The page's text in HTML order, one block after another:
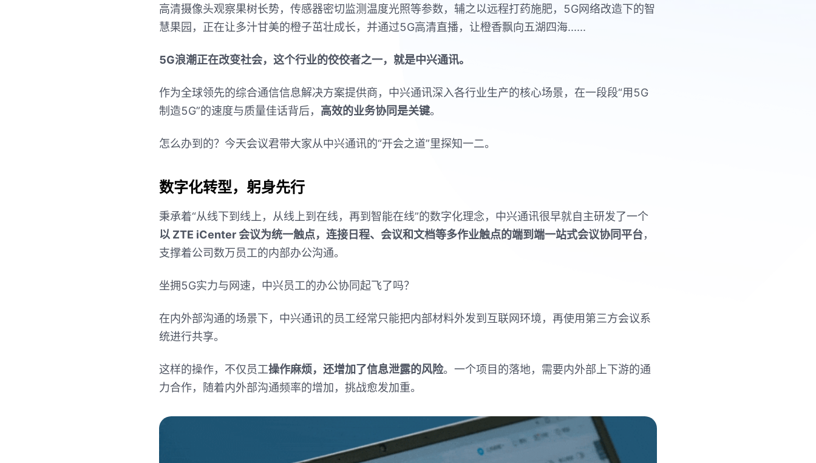
高清摄像头观察果树长势，传感器密切监测温度光照等参数，辅之以远程打药施肥， 5G网络改造下的智
慧果园，正在让多汁甘美的橙子茁壮成长，并通过5G高清直播，让橙香飘向五湖四海......
5G浪潮正在改变社会，这个行业的佼佼者之一，就是中兴通讯。
作为全球领先的综合通信信息解决方案提供商，中兴通讯深入各行业生产的核心场景，在一段段“用 5G
制造5G”的速度与质量佳话背后， 高效的业务协同是关键。
怎么办到的？今天会议君带大家从中兴通讯的“开会之道”里探知一二。
数字化转型，躬身先行
秉承着“从线下到线上，从线上到在线，再到智能在线”的数字化理念，中兴通讯很早就自主研发了一个
以 ZTE iCenter会议为统一触点，连接日程、会议和文档等多作业触点的端到端一站式会议协同平台，
支撑着公司数万员工的内部办公沟通。
坐拥5G实力与网速，中兴员工的办公协同起飞了吗？
在内外部沟通的场景下，中兴通讯的员工经常只能把内部材料外发到互联网环境，再使用第三方会议系
统进行共享。
这样的操作，不仅员工操作麻烦，还增加了信息泄露的风险。一个项目的落地，需要内外部上下游的通
力合作，随着内外部沟通频率的增加，挑战愈发加重。